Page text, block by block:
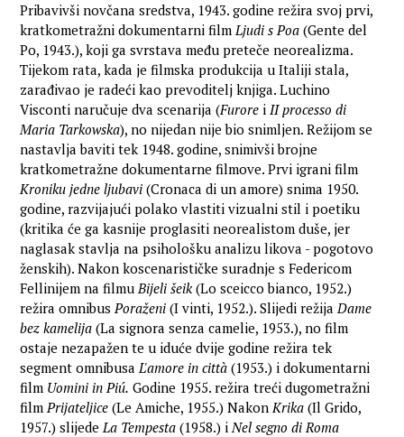
Pribavivši novčana sredstva, 1943. godine režira svoj prvi,
kratkometražni dokumentarni filmLjudi s Poa (Gente del
Po, 1943.), koji ga svrstava među preteče neorealizma.
Tijekom rata, kada je filmska produkcija u Italiji stala,
zarađivao je radeći kao prevoditelj knjiga. Luchino
Visconti naručuje dva scenarija (Furore iII processo di
Maria Tarkowska), no nijedan nije bio snimljen. Režijom se
nastavlja baviti tek 1948. godine, snimivši brojne
kratkometražne dokumentarne filmove. Prvi igrani film
Kroniku jedne ljubavi(Cronaca di un amore) snima 1950.
godine, razvijajući polako vlastiti vizualni stil i poetiku
(kritika će ga kasnije proglasiti neorealistom duše, jer
naglasak stavlja na psihološku analizu likova - pogotovo
ženskih). Nakon koscenarističke suradnje s Federicom
Fellinijem na filmuBijeli šeik (Lo sceicco bianco, 1952.)
režira omnibusPoraženi(I vinti, 1952.). Slijedi režijaDame
bez kamelija(La signora senza camelie, 1953.), no film
ostaje nezapažen te u iduće dvije godine režira tek
segment omnibusaL'amore in città (1953.) i dokumentarni
film Uomini in Piú. Godine 1955. režira treći dugometražni
filmPrijateljice (Le Amiche, 1955.) NakonKrika (Il Grido,
1957.) slijedeLa Tempesta (1958.) iNel segno di Roma